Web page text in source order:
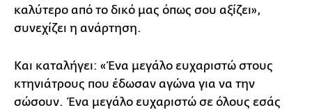
καλύτερο από το δικό μας όπως σου αξίζει»,
συνεχίζει η ανάρτηση.
Και καταλήγει: «Ένα μεγάλο ευχαριστώ στους
κτηνιάτρους που έδωσαν αγώνα για να την
σώσουν. Ένα μεγάλο ευχαριστώ σε όλους εσάς